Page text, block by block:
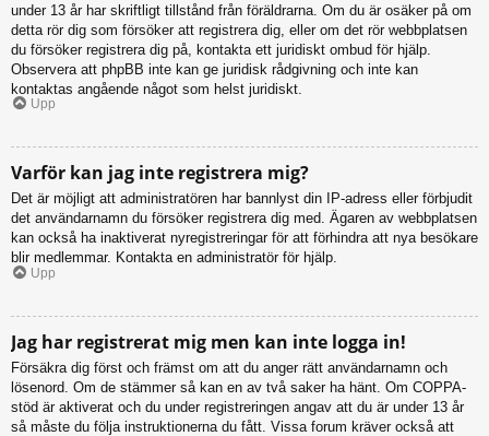
under 13 år har skriftligt tillstånd från föräldrarna. Om du är osäker på om
detta rör dig som försöker att registrera dig, eller om det rör webbplatsen
du försöker registrera dig på, kontakta ett juridiskt ombud för hjälp.
Observera att phpBB inte kan ge juridisk rådgivning och inte kan
kontaktas angående något som helst juridiskt.
Upp
Varför kan jag inte registrera mig?
Det är möjligt att administratören har bannlyst din IP-adress eller förbjudit
det användarnamn du försöker registrera dig med. Ägaren av webbplatsen
kan också ha inaktiverat nyregistreringar för att förhindra att nya besökare
blir medlemmar. Kontakta en administratör för hjälp.
Upp
Jag har registrerat mig men kan inte logga in!
Försäkra dig först och främst om att du anger rätt användarnamn och
lösenord. Om de stämmer så kan en av två saker ha hänt. Om COPPA-
stöd är aktiverat och du under registreringen angav att du är under 13 år
så måste du följa instruktionerna du fått. Vissa forum kräver också att